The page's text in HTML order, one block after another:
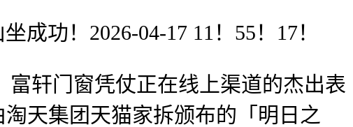
功！2026-04-17 11！55！17！
轩门窗凭仗正在线上渠道的杰出表
天集团天猫家拆颁布的「明日之